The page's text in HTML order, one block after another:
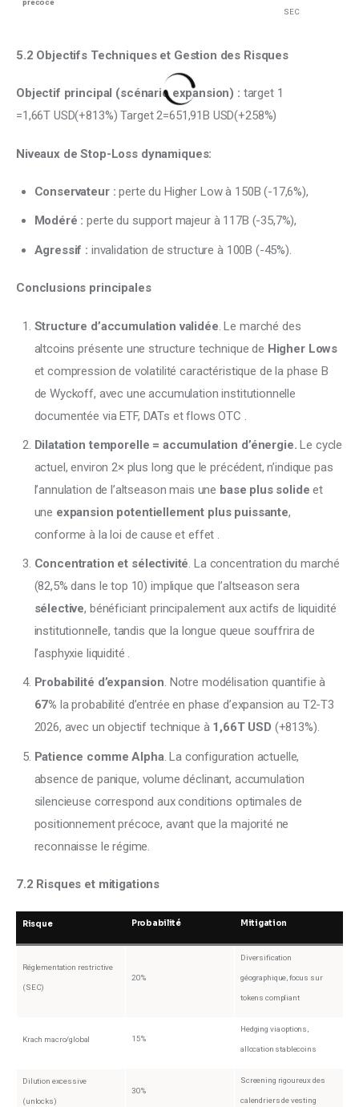
précoce
SEC
5.2 Objectifs Techniques et Gestion des Risques
Objectif principal (scénario expansion) : target 1​
=1,66T USD(+813%) Target 2​=651,91B USD(+258%)
Niveaux de Stop-Loss dynamiques:
Conservateur : perte du Higher Low à 150B (-17,6%),
Modéré : perte du support majeur à 117B (-35,7%),
Agressif : invalidation de structure à 100B (-45%).
Conclusions principales
Structure d’accumulation validée . Le marché des
altcoins présente une structure technique de Higher Lows
et compression de volatilité caractéristique de la phase B
de Wyckoff, avec une accumulation institutionnelle
documentée via ETF, DATs et flows OTC .
Dilatation temporelle = accumulation d’énergie. Le cycle
actuel, environ 2× plus long que le précédent, n’indique pas
l’annulation de l’altseason mais une base plus solide et
une expansion potentiellement plus puissante,
conforme à la loi de cause et effet .
Concentration et sélectivité. La concentration du marché
(82,5% dans le top 10) implique que l’altseason sera
sélective, bénéficiant principalement aux actifs de liquidité
institutionnelle, tandis que la longue queue souffrira de
l’asphyxie liquidité .
Probabilité d’expansion. Notre modélisation quantifie à
67% la probabilité d’entrée en phase d’expansion au T2-T3
2026, avec un objectif technique à 1,66T USD (+813%).
Patience comme Alpha . La configuration actuelle,
absence de panique, volume déclinant, accumulation
silencieuse correspond aux conditions optimales de
positionnement précoce, avant que la majorité ne
reconnaisse le régime.
7.2 Risques et mitigations
Risque Probabilité Mitigation
Réglementation restrictive
(SEC)
20%
Diversification
géographique, focus sur
tokens compliant
Krach macro/global 15%
Hedging via options,
allocation stablecoins
Dilution excessive
(unlocks)
30%
Screening rigoureux des
calendriers de vesting